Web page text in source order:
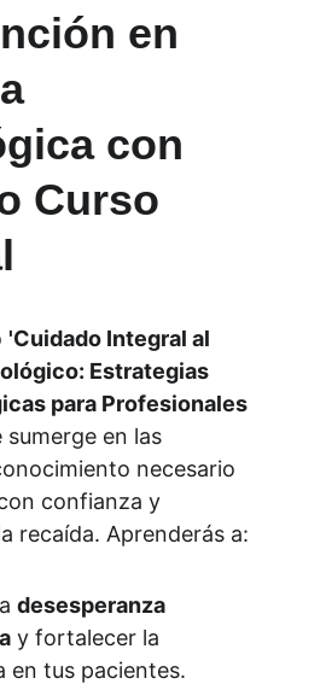
en
con
Curso
'Cuidado Integral al
Estrategias
para Profesionales
sumerge en las
necesario
confianza y
recaída. Aprenderás a:
desesperanza
y fortalecer la
en tus pacientes.